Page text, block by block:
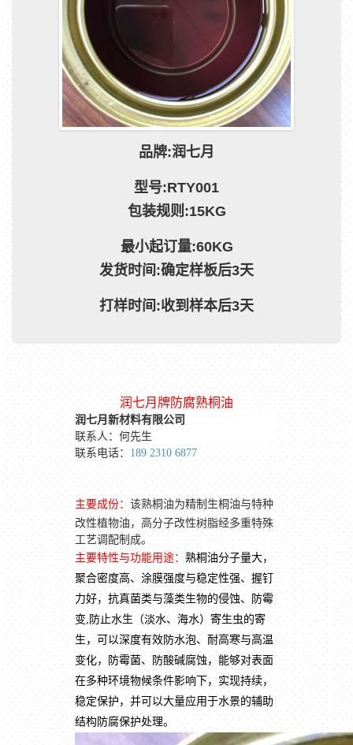
品牌:润七月
型号:RTY001
包装规则:15KG
最小起订量:60KG
发货时间:确定样板后3天
打样时间:收到样本后3天
润七月牌防腐熟桐油
润七月新材料有限公司
联系人：何先生
联系电话： 189 2310 6877
主要成份：该熟桐油为精制生桐油与特种
改性植物油，高分子改性树脂经多重特殊
工艺调配制成。
主要特性与功能用途：熟桐油分子量大，
聚合密度高、涂膜强度与稳定性强、握钉
力好，抗真菌类与藻类生物的侵蚀、防霉
变,防止水生（淡水、海水）寄生虫的寄
生，可以深度有效防水泡、耐高寒与高温
变化，防霉菌、防酸碱腐蚀，能够对表面
在多种环境物候条件影响下，实现持续，
稳定保护，并可以大量应用于水景的辅助
结构防腐保护处理。